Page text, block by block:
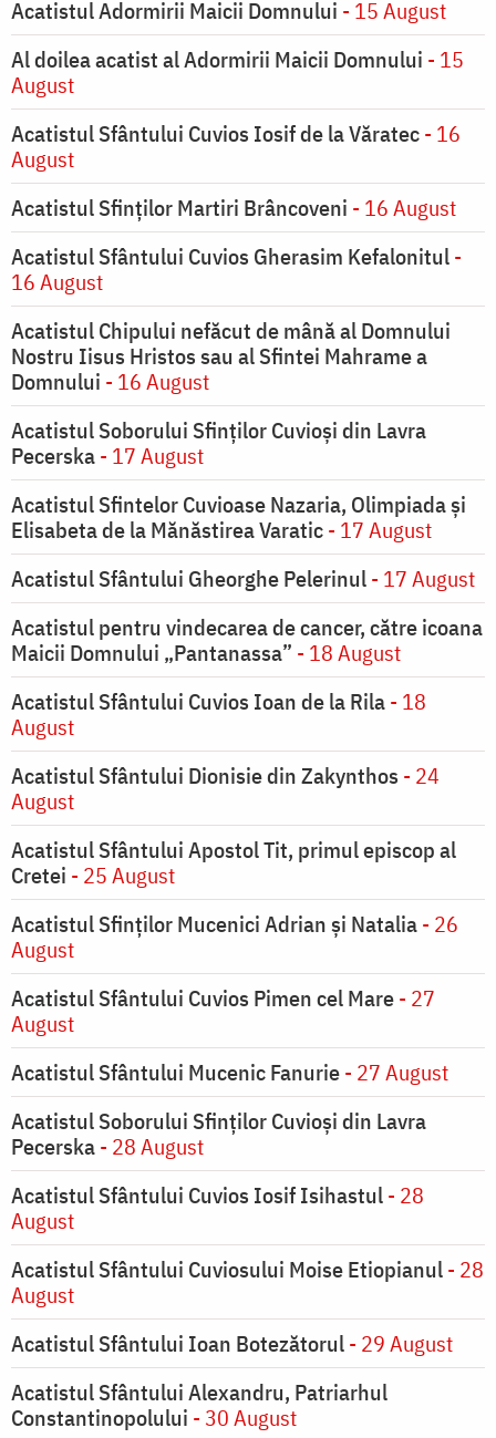
Acatistul Adormirii Maicii Domnului - 15 August
Al doilea acatist al Adormirii Maicii Domnului - 15
August
Acatistul Sfântului Cuvios Iosif de la Văratec- 16
August
Acatistul Sfinților Martiri Brâncoveni - 16 August
Acatistul Sfântului Cuvios Gherasim Kefalonitul-
16 August
Acatistul Chipului nefăcut de mână al Domnului
Nostru Iisus Hristos sau al Sfintei Mahrame a
Domnului - 16 August
Acatistul Soborului Sfinților Cuvioși din Lavra
Pecerska- 17 August
Acatistul Sfintelor Cuvioase Nazaria, Olimpiada și
Elisabeta de la Mănăstirea Varatic- 17 August
Acatistul Sfântului Gheorghe Pelerinul- 17 August
Acatistul pentru vindecarea de cancer, către icoana
Maicii Domnului „Pantanassa” - 18 August
Acatistul Sfântului Cuvios Ioan de la Rila- 18
August
Acatistul Sfântului Dionisie din Zakynthos - 24
August
Acatistul Sfântului Apostol Tit, primul episcop al
Cretei - 25 August
Acatistul Sfinților Mucenici Adrian și Natalia- 26
August
Acatistul Sfântului Cuvios Pimen cel Mare- 27
August
Acatistul Sfântului Mucenic Fanurie- 27 August
Acatistul Soborului Sfinților Cuvioși din Lavra
Pecerska- 28 August
Acatistul Sfântului Cuvios Iosif Isihastul- 28
August
Acatistul Sfântului Cuviosului Moise Etiopianul- 28
August
Acatistul Sfântului Ioan Botezătorul- 29 August
Acatistul Sfântului Alexandru, Patriarhul
Constantinopolului - 30 August